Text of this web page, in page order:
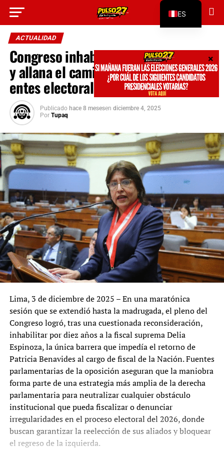
ACTUALIDAD
Congreso inhabilita a Delia Espinoza
y allana el camino para copar los
entes electorales de cara al 2026
Publicado hace 8 mesesen diciembre 4, 2025
Por Tupaq
Lima, 3 de diciembre de 2025 – En una maratónica
sesión que se extendió hasta la madrugada, el pleno del
Congreso logró, tras una cuestionada reconsideración,
inhabilitar por diez años a la fiscal suprema Delia
Espinoza, la única barrera que impedía el retorno de
Patricia Benavides al cargo de fiscal de la Nación. Fuentes
parlamentarias de la oposición aseguran que la maniobra
forma parte de una estrategia más amplia de la derecha
parlamentaria para neutralizar cualquier obstáculo
institucional que pueda fiscalizar o denunciar
irregularidades en el proceso electoral del 2026, donde
buscan garantizar la reelección de sus aliados y bloquear
el regreso de la izquierda.
Go to mobile version
ES
EN